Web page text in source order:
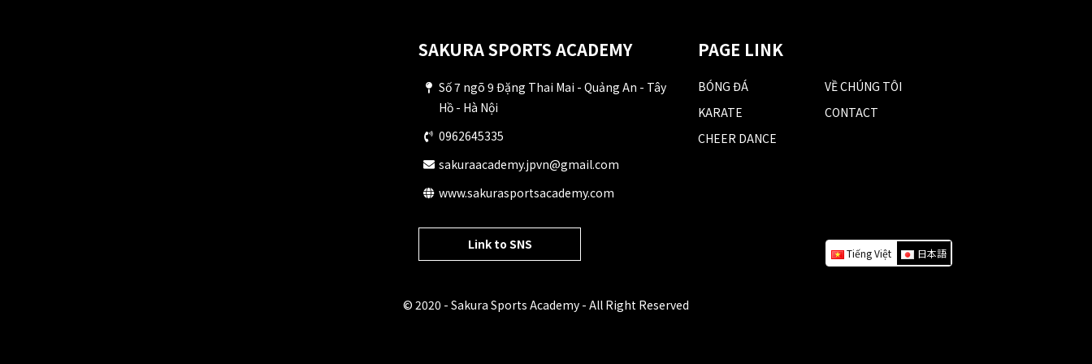
SAKURA SPORTS ACADEMY
Số 7 ngõ 9 Đặng Thai Mai - Quảng An - Tây
Hồ - Hà Nội
0962645335
sakuraacademy.jpvn@gmail.com
www.sakurasportsacademy.com
PAGE LINK
BÓNG ĐÁ
KARATE
CHEER DANCE
VỀ CHÚNG TÔI
CONTACT
Link to SNS
Tiếng Việt 日本語
© 2020 - Sakura Sports Academy - All Right Reserved